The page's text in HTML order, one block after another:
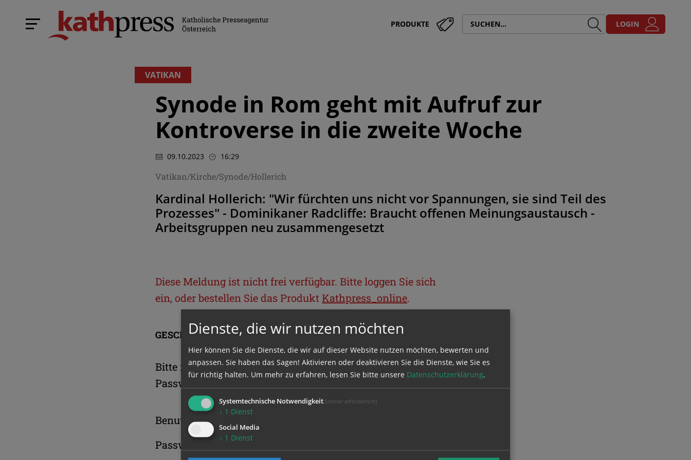
PRODUKTE LOGIN
VATIKAN
Synode in Rom geht mit Aufruf zur
Kontroverse in die zweite Woche
09.10.2023 16:29
Vatikan/Kirche/Synode/Hollerich
Kardinal Hollerich: "Wir fürchten uns nicht vor Spannungen, sie sind Teil des
Prozesses" - Dominikaner Radcliffe: Braucht offenen Meinungsaustausch -
Arbeitsgruppen neu zusammengesetzt
Diese Meldung ist nicht frei verfügbar. Bitte loggen Sie sich
ein, oder bestellen Sie das Produkt Kathpress_online.
GESCHÜTZTER BEREICH
Bitte melden Sie sich mit Ihrem Benutzernamen und
Passwort an.
Benutzername
Passwort
Dienste, die wir nutzen möchten
Hier können Sie die Dienste, die wir auf dieser Website nutzen möchten, bewerten und
anpassen. Sie haben das Sagen! Aktivieren oder deaktivieren Sie die Dienste, wie Sie es
für richtig halten. Um mehr zu erfahren, lesen Sie bitte unsere Datenschutzerklärung.
Systemtechnische Notwendigkeit (immer erforderlich)
↓ 1 Dienst
Social Media
↓ 1 Dienst